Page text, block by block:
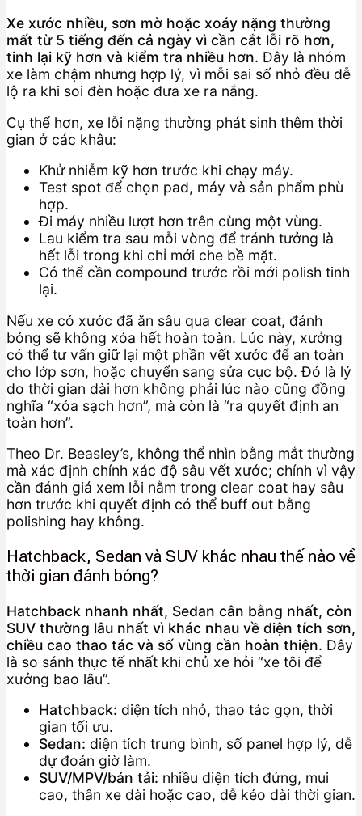
Xe xước nhiều, sơn mờ hoặc xoáy nặng thường
mất từ 5 tiếng đến cả ngày vì cần cắt lỗi rõ hơn,
tinh lại kỹ hơn và kiểm tra nhiều hơn. Đây là nhóm
xe làm chậm nhưng hợp lý, vì mỗi sai số nhỏ đều dễ
lộ ra khi soi đèn hoặc đưa xe ra nắng.
Cụ thể hơn, xe lỗi nặng thường phát sinh thêm thời
gian ở các khâu:
Khử nhiễm kỹ hơn trước khi chạy máy.
Test spot để chọn pad, máy và sản phẩm phù
hợp.
Đi máy nhiều lượt hơn trên cùng một vùng.
Lau kiểm tra sau mỗi vòng để tránh tưởng là
hết lỗi trong khi chỉ mới che bề mặt.
Có thể cần compound trước rồi mới polish tinh
lại.
Nếu xe có xước đã ăn sâu qua clear coat, đánh
bóng sẽ không xóa hết hoàn toàn. Lúc này, xưởng
có thể tư vấn giữ lại một phần vết xước để an toàn
cho lớp sơn, hoặc chuyển sang sửa cục bộ. Đó là lý
do thời gian dài hơn không phải lúc nào cũng đồng
nghĩa “xóa sạch hơn”, mà còn là “ra quyết định an
toàn hơn”.
Theo Dr. Beasley’s, không thể nhìn bằng mắt thường
mà xác định chính xác độ sâu vết xước; chính vì vậy
cần đánh giá xem lỗi nằm trong clear coat hay sâu
hơn trước khi quyết định có thể buff out bằng
polishing hay không.
Hatchback, Sedan và SUV khác nhau thế nào về
thời gian đánh bóng?
Hatchback nhanh nhất, Sedan cân bằng nhất, còn
SUV thường lâu nhất vì khác nhau về diện tích sơn,
chiều cao thao tác và số vùng cần hoàn thiện. Đây
là so sánh thực tế nhất khi chủ xe hỏi “xe tôi để
xưởng bao lâu”.
Hatchback: diện tích nhỏ, thao tác gọn, thời
gian tối ưu.
Sedan: diện tích trung bình, số panel hợp lý, dễ
dự đoán giờ làm.
SUV/MPV/bán tải: nhiều diện tích đứng, mui
cao, thân xe dài hoặc cao, dễ kéo dài thời gian.